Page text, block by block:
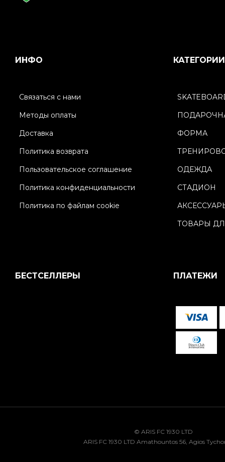
ИНФО
Связаться с нами
Методы оплаты
Доставка
Политика возврата
Пользовательское соглашение
Политика конфиденциальности
Политика по файлам cookie
КАТЕГОРИИ
ФОРМА
ОДЕЖДА
СТАДИОН
ТОВАРЫ
БЕСТСЕЛЛЕРЫ ПЛАТЕЖИ
© ARIS FC 1930 LTD
ARIS FC 1930 LTD Amathountos 56, Agios